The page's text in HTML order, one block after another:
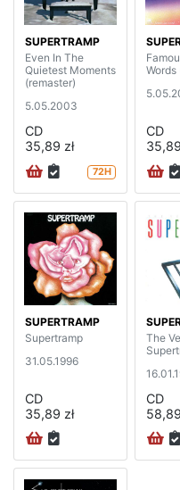
SUPERTRAMP
Even In The
Quietest Moments
(remaster)
5.05.2003
CD
35,89 zł
72H
Words
CD
SUPERTRAMP
Supertramp
31.05.1996
CD
35,89 zł
The
CD